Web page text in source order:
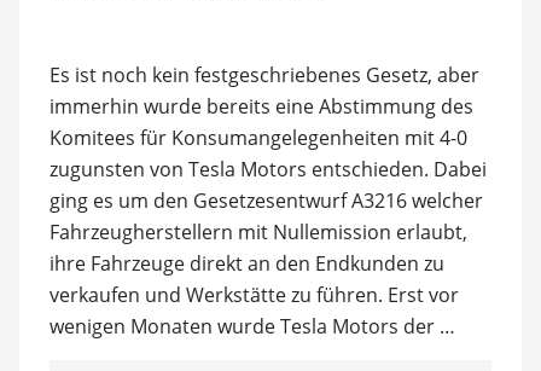
Es ist noch kein festgeschriebenes Gesetz, aber
immerhin wurde bereits eine Abstimmung des
Komitees für Konsumangelegenheiten mit 4-0
zugunsten von Tesla Motors entschieden. Dabei
ging es um den Gesetzesentwurf A3216 welcher
Fahrzeugherstellern mit Nullemission erlaubt,
ihre Fahrzeuge direkt an den Endkunden zu
verkaufen und Werkstätte zu führen. Erst vor
wenigen Monaten wurde Tesla Motors der …